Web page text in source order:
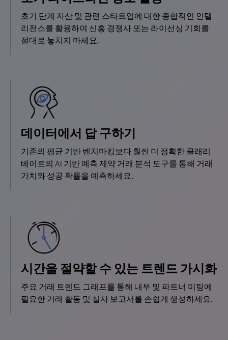
초기 단계 자산 및 관련 스타트업에 대한 종합적인 인텔
리전스를 활용하여 신흥 경쟁사 또는 라이선싱 기회를
절대로 놓치지 마세요.
데이터에서 답 구하기
기존의 평균 기반 벤치마킹보다 훨씬 더 정확한 클래리
베이트의 AI 기반 예측 제약 거래 분석 도구를 통해 거래
가치와 성공 확률을 예측하세요.
시간을 절약할 수 있는 트렌드 가시화
주요 거래 트렌드 그래프를 통해 내부 및 파트너 미팅에
필요한 거래 활동 및 실사 보고서를 손쉽게 생성하세요.